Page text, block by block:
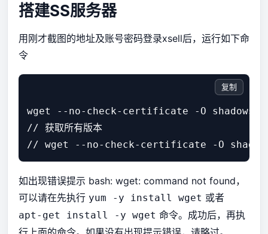
搭建SS服务器
用刚才截图的地址及账号密码登录xsell后，运行如下命
令
wget --no-check-certificate -O
// 获取所有版本
复制
如出现错误提示 bash: wget: command not found，
可以请在先执行 yum -y install wget 或者
apt-get install -y wget 命令。成功后，再执